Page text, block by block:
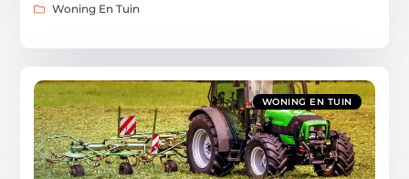
Woning En Tuin
WONING EN TUIN